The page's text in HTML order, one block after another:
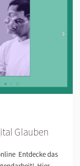
Glauben
Entdecke das